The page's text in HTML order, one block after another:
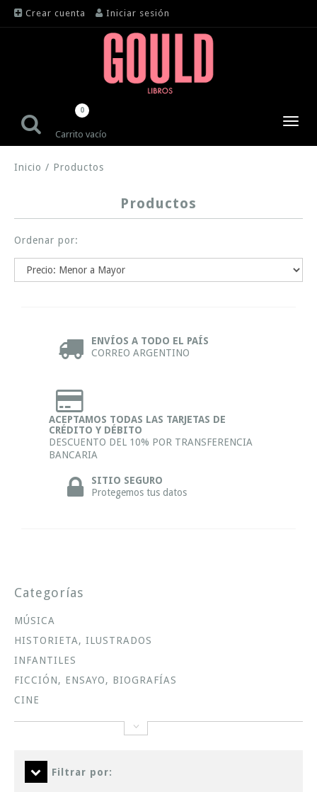
Crear cuenta Iniciar sesión
Carrito vacío
0
Inicio / Productos
Productos
Ordenar por:
ENVÍOS A TODO EL PAÍS
CORREO ARGENTINO
ACEPTAMOS TODAS LAS TARJETAS DE
CRÉDITO Y DÉBITO
DESCUENTO DEL 10% POR TRANSFERENCIA
BANCARIA
SITIO SEGURO
Protegemos tus datos
Categorías
MÚSICA
HISTORIETA, ILUSTRADOS
INFANTILES
FICCIÓN, ENSAYO, BIOGRAFÍAS
CINE
Filtrar por: